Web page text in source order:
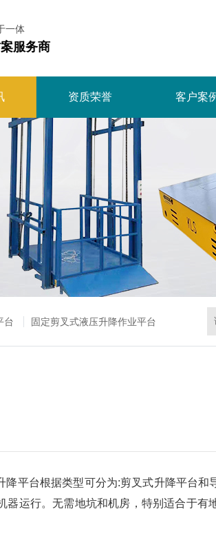
一体
服务商
资质荣誉 客户案
台 固定剪叉式液压升降作业平台
台根据类型可分为:剪叉式升降平台和
运行。无需地坑和机房，特别适合于